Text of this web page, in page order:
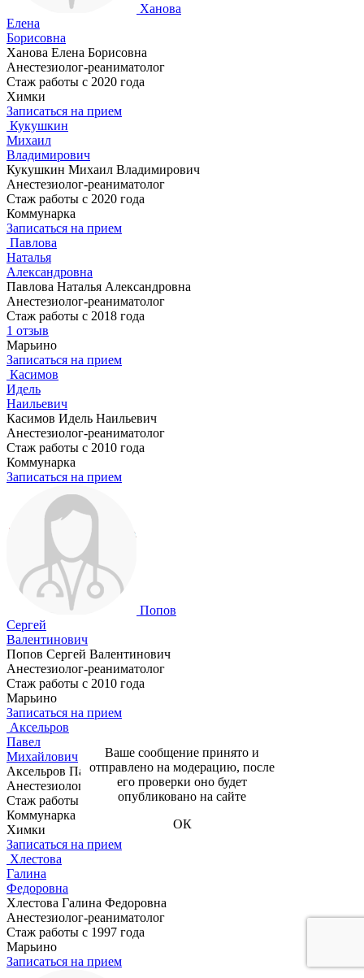
Ханова
Елена
Борисовна
Ханова Елена Борисовна
Анестезиолог-реаниматолог
Стаж работы с 2020 года
Химки
Записаться на прием
Кукушкин
Михаил
Владимирович
Кукушкин Михаил Владимирович
Анестезиолог-реаниматолог
Стаж работы с 2020 года
Коммунарка
Записаться на прием
Павлова
Наталья
Александровна
Павлова Наталья Александровна
Анестезиолог-реаниматолог
Стаж работы с 2018 года
1 отзыв
Марьино
Записаться на прием
Касимов
Идель
Наильевич
Касимов Идель Наильевич
Анестезиолог-реаниматолог
Стаж работы с 2010 года
Коммунарка
Записаться на прием
Попов
Сергей
Валентинович
Попов Сергей Валентинович
Анестезиолог-реаниматолог
Стаж работы с 2010 года
Марьино
Записаться на прием
Аксельров
Павел
Михайлович
Аксельров Павел Михайлович
Анестезиолог-реаниматолог
Стаж работы с 2022 года
Коммунарка
Химки
Записаться на прием
Хлестова
Галина
Федоровна
Хлестова Галина Федоровна
Анестезиолог-реаниматолог
Стаж работы с 1997 года
Марьино
Записаться на прием
Ваше сообщение принято и
отправлено на модерацию, после
его проверки оно будет
опубликовано на сайте
ОК